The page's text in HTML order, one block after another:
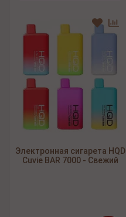
Электронная сигарета HQD
Cuvie BAR 7000 - Свежий